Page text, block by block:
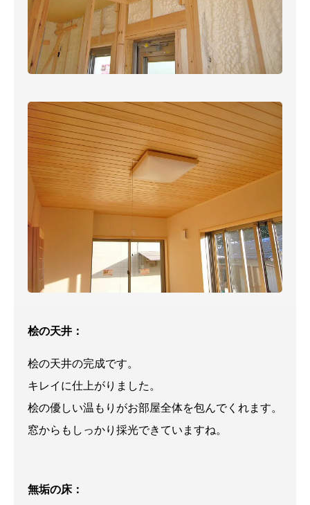
桧の天井：
桧の天井の完成です。
キレイに仕上がりました。
桧の優しい温もりがお部屋全体を包んでくれます。
窓からもしっかり採光できていますね。
無垢の床：